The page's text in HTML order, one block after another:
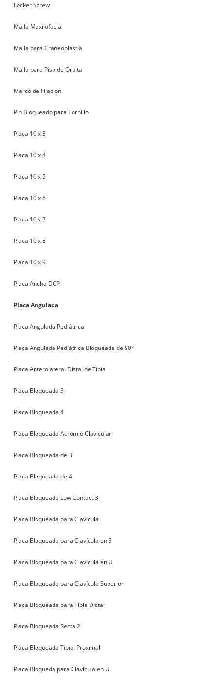
Locker Screw
Malla Maxilofacial
Malla para Craneoplastía
Malla para Piso de Orbita
Marco de Fijación
Pin Bloqueado para Tornillo
Placa 10 x 3
Placa 10 x 4
Placa 10 x 5
Placa 10 x 6
Placa 10 x 7
Placa 10 x 8
Placa 10 x 9
Placa Ancha DCP
Placa Angulada
Placa Angulada Pediátrica
Placa Angulada Pediátrica Bloqueada de 90°
Placa Anterolateral Distal de Tibia
Placa Bloqueada 3
Placa Bloqueada 4
Placa Bloqueada Acromio Clavicular
Placa Bloqueada de 3
Placa Bloqueada de 4
Placa Bloqueada Low Contact 3
Placa Bloqueada para Clavícula
Placa Bloqueada para Clavícula en S
Placa Bloqueada para Clavícula en U
Placa Bloqueada para Clavícula Superior
Placa Bloqueada para Tibia Distal
Placa Bloqueada Recta 2
Placa Bloqueada Tibial Proximal
Placa Bloqueda para Clavícula en U